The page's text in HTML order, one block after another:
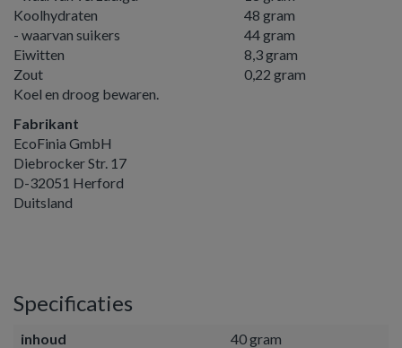
Koolhydraten
- waarvan suikers
48 gram
44 gram
Eiwitten
8,3 gram
Zout
0,22 gram
Koel en droog bewaren.
Fabrikant
EcoFinia GmbH
Diebrocker Str. 17
D-32051 Herford
Duitsland
Specificaties
inhoud
40 gram